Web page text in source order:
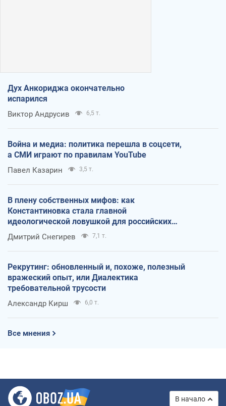
Дух Анкориджа окончательно
испарился
Виктор Андрусив 6,5 т.
Война и медиа: политика перешла в соцсети,
а СМИ играют по правилам YouTube
Павел Казарин 3,5 т.
В плену собственных мифов: как
Константиновка стала главной
идеологической ловушкой для российских
оккупантов
Дмитрий Снегирев 7,1 т.
Рекрутинг: обновленный и, похоже, полезный
вражеский опыт, или Диалектика
требовательной трусости
Александр Кирш 6,0 т.
Все мнения
В начало